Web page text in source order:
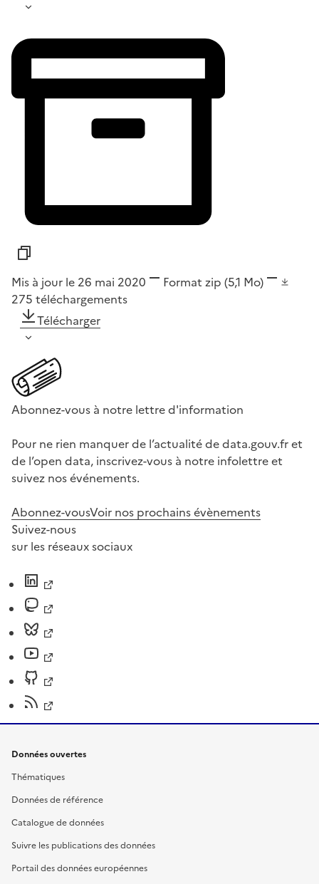
Mis à jour le 26 mai 2020 Format zip (5,1 Mo)
275 téléchargements
Télécharger
Abonnez-vous à notre lettre d'information
Pour ne rien manquer de l’actualité de data.gouv.fr et
de l’open data, inscrivez-vous à notre infolettre et
suivez nos événements.
Abonnez-vousVoir nos prochains évènements
Suivez-nous
sur les réseaux sociaux
Données ouvertes
Thématiques
Données de référence
Catalogue de données
Suivre les publications des données
Portail des données européennes